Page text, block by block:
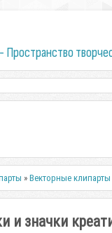
Пространство
»Векторные клипарты
и значки